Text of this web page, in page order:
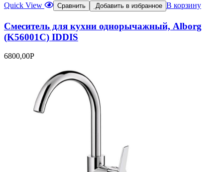
Quick View Сравнить Добавить в избранное В корзину
Смеситель для кухни однорычажный, Alborg
(K56001C) IDDIS
6800,00Р